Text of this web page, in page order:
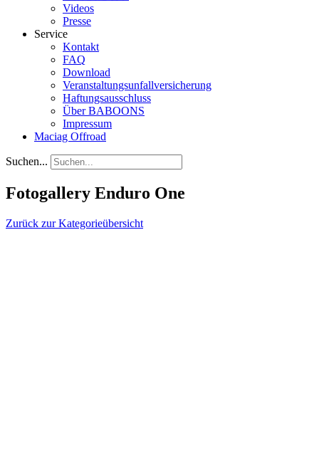
Videos
Presse
Service
Kontakt
FAQ
Download
Veranstaltungsunfallversicherung
Haftungsausschluss
Über BABOONS
Impressum
Maciag Offroad
Suchen...
Fotogallery Enduro One
Zurück zur Kategorieübersicht